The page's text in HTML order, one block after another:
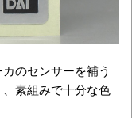
のセンサーを補う
素組みで十分な色